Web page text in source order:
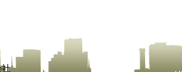
社